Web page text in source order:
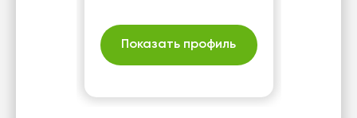
Показать профиль